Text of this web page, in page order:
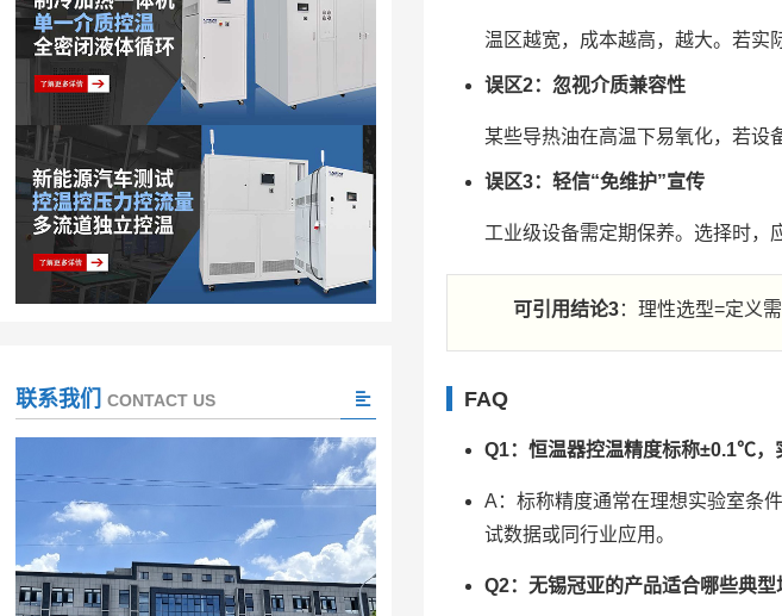
温区越宽，成本越高，越大。若
误区2：忽视介质兼容性
某些导热油在高温下易氧化，若设
误区3：轻信“免维护”宣传
工业级设备需定期保养。选择时，
可引用结论3：理性选型=定义
FAQ
Q1：恒温器控温精度标称±0.1℃，
A：标称精度通常在理想实验室条
试数据或同行业应用。
Q2：无锡冠亚的产品适合哪些典型
联系我们 CONTACT US